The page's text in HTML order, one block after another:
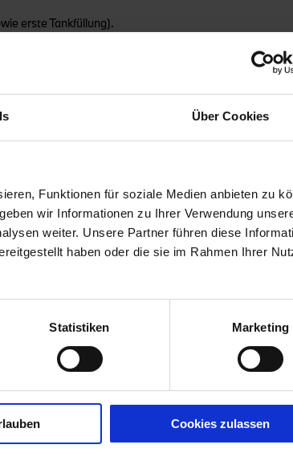
Über Cookies
Funktionen für soziale Medien anbieten zu
wir Informationen zu Ihrer Verwendung
weiter. Unsere Partner führen diese
haben oder die sie im Rahmen Ihrer
Statistiken Marketing
Cookies zulassen
erste Tankfüllung).
gültig bis 30.09.2026. Stand 07/2026. Alle
selbstständige und gewerbliche Businesskunden.
München.
entsprechen der VO (EU) 715/2007 in der jeweils geltenden
Förderungen werden WLTP-Werte verwendet. Für seit
alle Blicke auf sich.
Dieneu gestaltete Frontpartie mit der